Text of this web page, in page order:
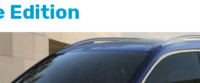
Edition